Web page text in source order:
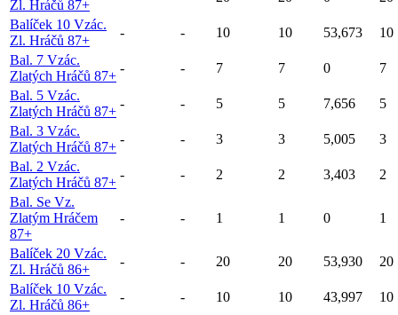
Zl. Hráčů 87+
Balíček 10 Vzác.
Zl. Hráčů 87+
- - 10 10 53,673
10
Bal. 7 Vzác.
Zlatých Hráčů 87+
- - 7 7 0
7
Bal. 5 Vzác.
Zlatých Hráčů 87+
- - 5 5 7,656
5
Bal. 3 Vzác.
Zlatých Hráčů 87+
- - 3 3 5,005
3
Bal. 2 Vzác.
Zlatých Hráčů 87+
- - 2 2 3,403
2
Bal. Se Vz.
Zlatým Hráčem
87+
- - 1 1 0 1
Balíček 20 Vzác.
Zl. Hráčů 86+
- - 20 20 53,930
20
Balíček 10 Vzác.
Zl. Hráčů 86+
- - 10 10 43,997
10